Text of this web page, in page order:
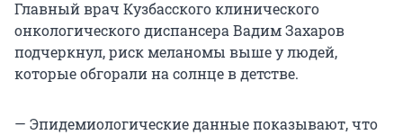
Главный врач Кузбасского клинического
онкологического диспансера Вадим Захаров
подчеркнул, риск меланомы выше у людей,
которые обгорали на солнце в детстве.
— Эпидемиологические данные показывают, что